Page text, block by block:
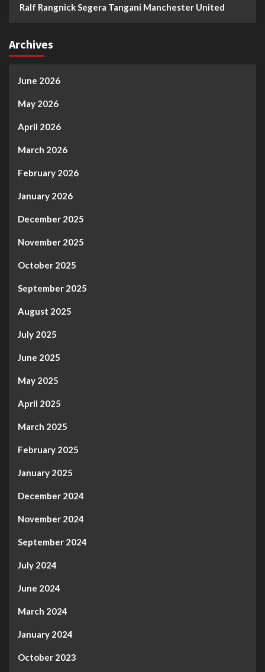
Ralf Rangnick Segera Tangani Manchester United
Archives
June 2026
May 2026
April 2026
March 2026
February 2026
January 2026
December 2025
November 2025
October 2025
September 2025
August 2025
July 2025
June 2025
May 2025
April 2025
March 2025
February 2025
January 2025
December 2024
November 2024
September 2024
July 2024
June 2024
March 2024
January 2024
October 2023